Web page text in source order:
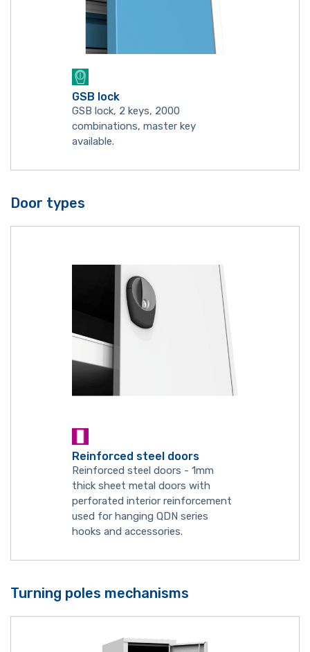
GSB lock
GSB lock, 2 keys, 2000
combinations, master key
available.
Door types
Reinforced steel doors
Reinforced steel doors - 1mm
thick sheet metal doors with
perforated interior reinforcement
used for hanging QDN series
hooks and accessories.
Turning poles mechanisms